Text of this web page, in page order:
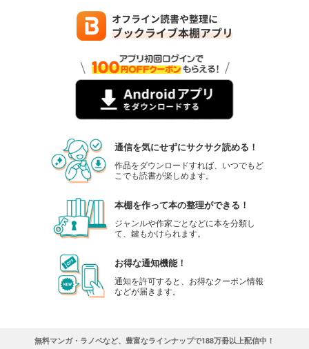
通信を気にせずにサクサク読める！
作品をダウンロードすれば、いつでもど
こでも読書が楽しめます。
本棚を作って本の整理ができる！
ジャンルや作家ごとなどに本を分類し
て、鍵もかけられます。
お得な通知機能！
通知を許可すると、お得なクーポン情報
などが届きます。
無料マンガ・ラノベなど、豊富なラインナップで188万冊以上配信中！